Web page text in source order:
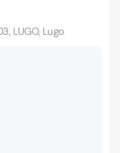
LUGO, Lugo